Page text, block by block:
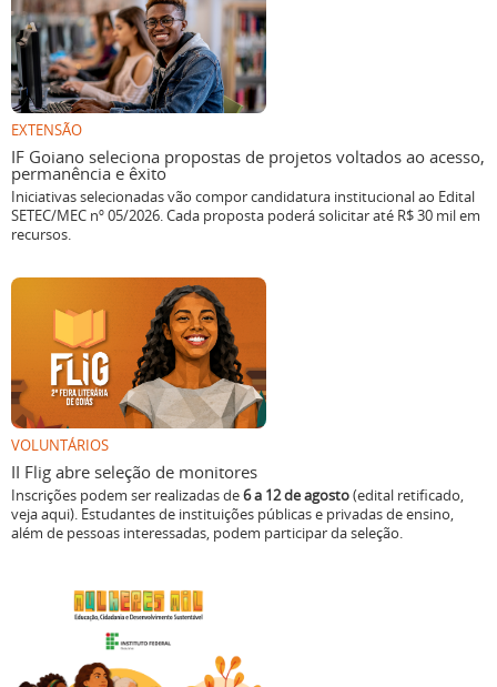
EXTENSÃO
IF Goiano seleciona propostas de projetos voltados ao acesso,
permanência e êxito
Iniciativas selecionadas vão compor candidatura institucional ao Edital
SETEC/MEC nº 05/2026. Cada proposta poderá solicitar até R$ 30 mil em
recursos.
VOLUNTÁRIOS
II Flig abre seleção de monitores
Inscrições podem ser realizadas de6 a 12 de agosto(edital retificado,
veja aqui). Estudantes de instituições públicas e privadas de ensino,
além de pessoas interessadas, podem participar da seleção.